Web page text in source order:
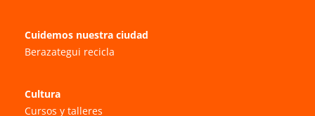
Cuidemos nuestra ciudad
Berazategui recicla
Cultura
Cursos y talleres